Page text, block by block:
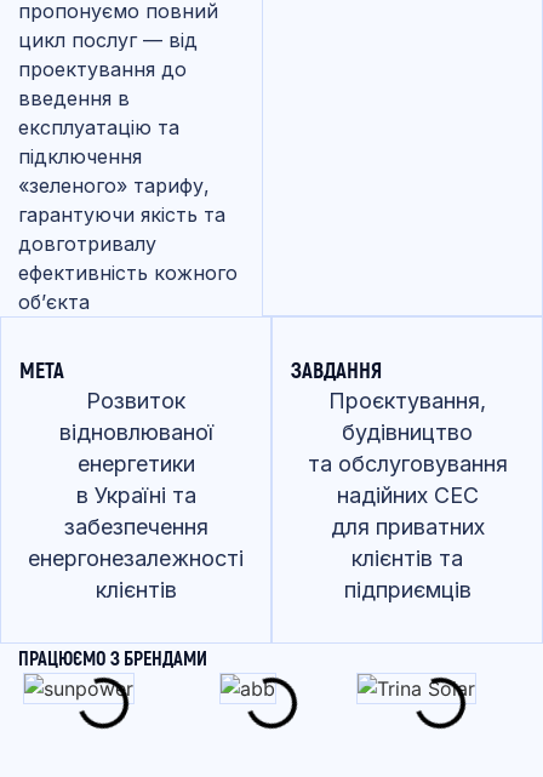
пропонуємо повний
цикл послуг — від
проектування до
введення в
експлуатацію та
підключення
«зеленого» тарифу,
гарантуючи якість та
довготривалу
ефективність кожного
об’єкта
МЕТА
Розвиток
відновлюваної
енергетики
в Україні та
забезпечення
енергонезалежності
клієнтів
ЗАВДАННЯ
Проєктування,
будівництво
та обслуговування
надійних СЕС
для приватних
клієнтів та
підприємців
ПРАЦЮЄМО З БРЕНДАМИ